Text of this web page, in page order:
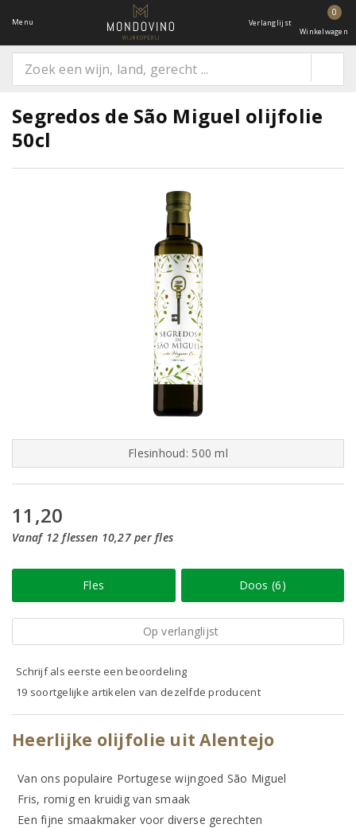
Menu Verlanglijst
0
Winkelwagen
Segredos de São Miguel olijfolie
50cl
Flesinhoud: 500 ml
11,20
Vanaf 12 flessen 10,27 per fles
Fles Doos (6)
Op verlanglijst
Schrijf als eerste een beoordeling
19 soortgelijke artikelen van dezelfde producent
Heerlijke olijfolie uit Alentejo
Van ons populaire Portugese wijngoed São Miguel
Fris, romig en kruidig van smaak
Een fijne smaakmaker voor diverse gerechten